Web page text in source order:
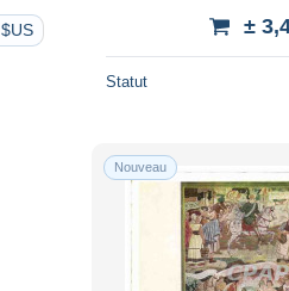
$US ±
Statut
Nouveau